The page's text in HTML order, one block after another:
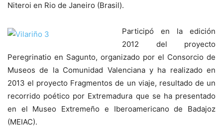
Niteroi en Rio de Janeiro (Brasil).
Participó en la edición
2012 del proyecto
Peregrinatio en Sagunto, organizado por el Consorcio de
Museos de la Comunidad Valenciana y ha realizado en
2013 el proyecto Fragmentos de un viaje, resultado de un
recorrido poético por Extremadura que se ha presentado
en el Museo Extremeño e Iberoamericano de Badajoz
(MEIAC).